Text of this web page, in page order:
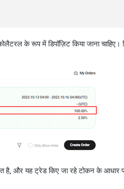
के रूप में डिपॉज़िट किया जाना चाहिए।
है, और यह ट्रेड किए जा रहे टोकन के आधार